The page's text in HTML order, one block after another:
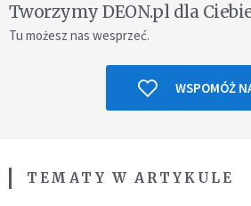
Tworzymy DEON.pl dla
Tu możesz nas wesprzeć.
WSPOMÓŻ
TEMATY W ARTYKULE